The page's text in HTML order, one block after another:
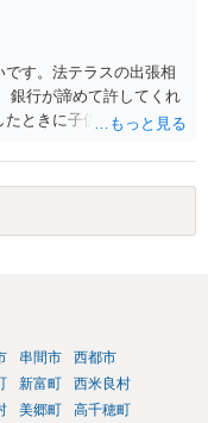
す。法テラスの出張相
銀行が諦めて許してくれ
ときに子供が負債を相
借金は処理することが
串間市
西都市
新富町
西米良村
美郷町
高千穂町